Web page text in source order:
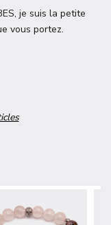
je suis la petite
vous portez.